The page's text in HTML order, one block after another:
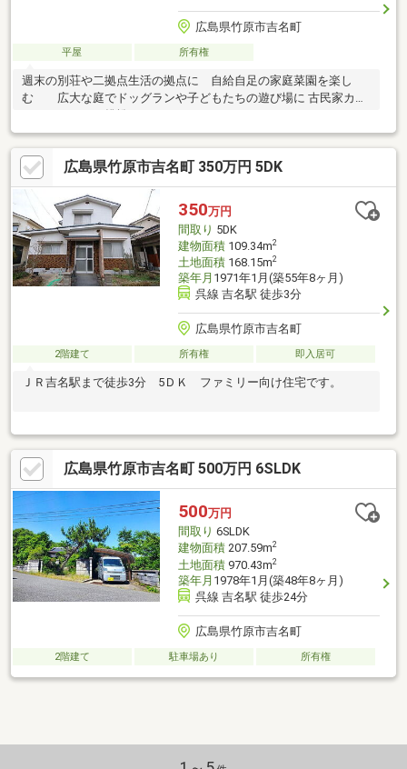
広島県竹原市吉名町
平屋 所有権
週末の別荘や二拠点生活の拠点に 自給自足の家庭菜園を楽し
む 広大な庭でドッグランや子どもたちの遊び場に 古民家カフ
広島県竹原市吉名町 350万円 5DK
350万円
間取り 5DK
建物面積109.34m2
土地面積168.15m2
築年月 1971年1月(築55年8ヶ月)
呉線 吉名駅 徒歩3分
広島県竹原市吉名町
2階建て 所有権 即入居可
ＪＲ吉名駅まで徒歩3分 5ＤＫ ファミリー向け住宅です。
広島県竹原市吉名町 500万円 6SLDK
500万円
間取り 6SLDK
建物面積207.59m2
土地面積970.43m2
築年月 1978年1月(築48年8ヶ月)
呉線 吉名駅 徒歩24分
広島県竹原市吉名町
2階建て 駐車場あり 所有権